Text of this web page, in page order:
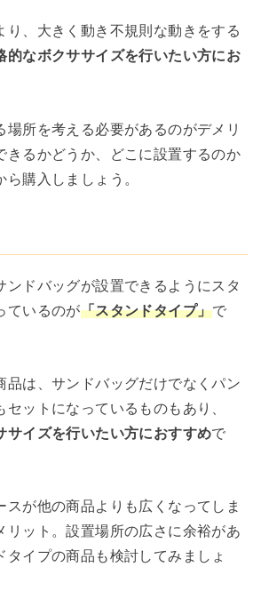
り、大きく動き不規則な動きをする
的なボクササイズを行いたい方にお
場所を考える必要があるのがデメリ
きるかどうか、どこに設置するのか
購入しましょう。
ンドバッグが設置できるようにスタ
ているのが「スタンドタイプ」で
品は、サンドバッグだけでなくパン
ットになっているものもあり、
サイズを行いたい方におすすめで
スが他の商品よりも広くなってしま
リット。設置場所の広さに余裕があ
タイプの商品も検討してみましょ